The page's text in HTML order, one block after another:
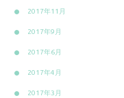
2017年11月
2017年9月
2017年6月
2017年4月
2017年3月